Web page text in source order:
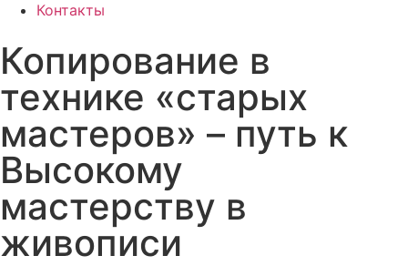
Контакты
Копирование в
технике «старых
мастеров» – путь к
Высокому
мастерству в
живописи